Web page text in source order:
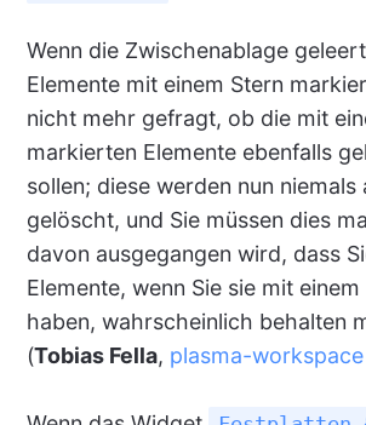
Wenn die Zwischenablage
Elemente mit einem Stern
nicht mehr gefragt, ob die mit
markierten Elemente ebenfalls
sollen; diese werden nun
gelöscht, und Sie müssen dies
davon ausgegangen wird, dass
Elemente, wenn Sie sie mit
haben, wahrscheinlich behalten
(Tobias Fella, plasma-